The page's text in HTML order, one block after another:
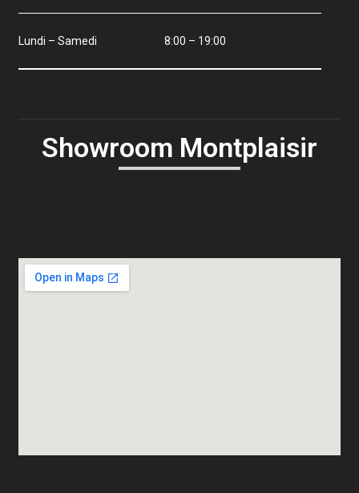
Lundi – Samedi 8:00 – 19:00
Showroom Montplaisir